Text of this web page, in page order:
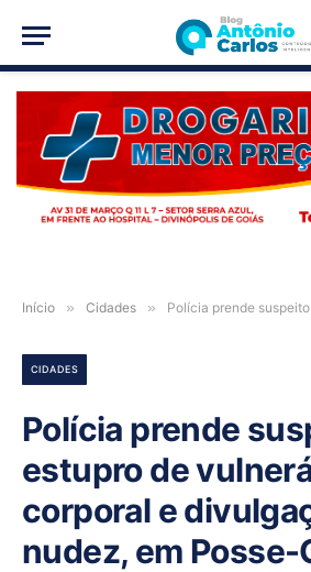
PUBLICIDADE
Início » Cidades » Polícia prende suspeito de estupro de vulnerável,
CIDADES
Polícia prende
estupro de
corporal e
nudez, em Posse-